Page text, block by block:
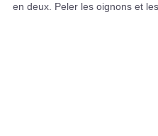
en deux. Peler les oignons et